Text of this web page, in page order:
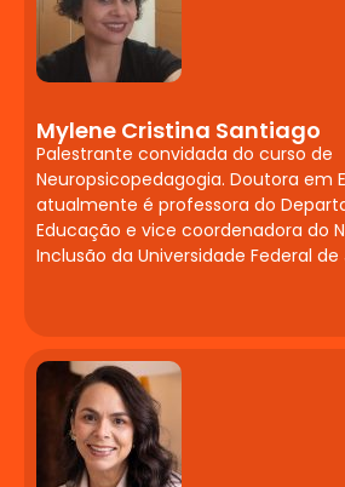
Contribuições
Fonoaudiologia
Atuação
Linguagem oral e escrita.
Desenvolvimento infantil.
aprendizagem e alterações
leitura/escrita. Aplicação de
Comunicação Alternativa e
(CAA).
Mylene Cristina Santiago
Palestrante convidada do curso de
Neuropsicopedagogia. Doutora em
atualmente é professora do
Educação e vice coordenadora do
Inclusão da Universidade Federal de